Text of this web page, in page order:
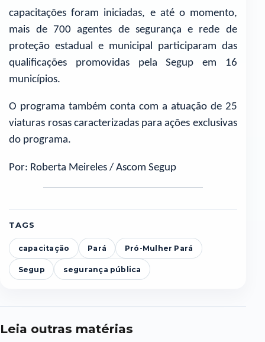
capacitações foram iniciadas, e até o momento,
mais de 700 agentes de segurança e rede de
proteção estadual e municipal participaram das
qualificações promovidas pela Segup em 16
municípios.
O programa também conta com a atuação de 25
viaturas rosas caracterizadas para ações exclusivas
do programa.
Por: Roberta Meireles / Ascom Segup
TAGS
capacitação Pará Pró-Mulher Pará
Segup segurança pública
Leia outras matérias